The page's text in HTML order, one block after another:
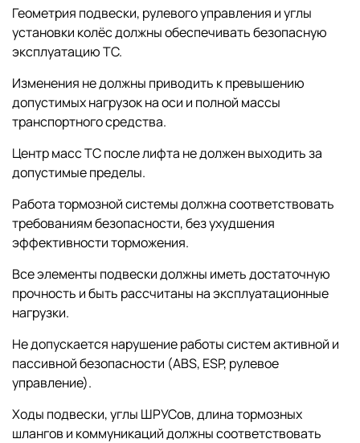
Геометрия подвески, рулевого управления и углы
установки колёс должны обеспечивать безопасную
эксплуатацию ТС.
Изменения не должны приводить к превышению
допустимых нагрузок на оси и полной массы
транспортного средства.
Центр масс ТС после лифта не должен выходить за
допустимые пределы.
Работа тормозной системы должна соответствовать
требованиям безопасности, без ухудшения
эффективности торможения.
Все элементы подвески должны иметь достаточную
прочность и быть рассчитаны на эксплуатационные
нагрузки.
Не допускается нарушение работы систем активной и
пассивной безопасности (ABS, ESP, рулевое
управление).
Ходы подвески, углы ШРУСов, длина тормозных
шлангов и коммуникаций должны соответствовать